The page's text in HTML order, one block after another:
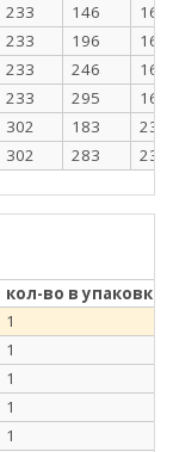
233 146 168
233 196 168
233 246 168
233 295 168
302 183 237
302 283 237
кол-во в упаковке
1
1
1
1
1